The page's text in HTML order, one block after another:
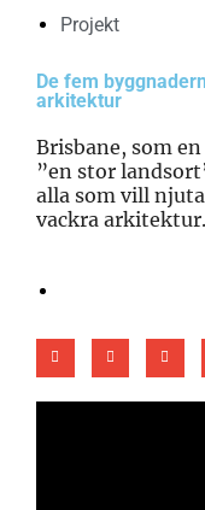
Projekt
De fem
arkitektur
Brisbane, som
”en stor
alla som vill
vackra arkitektur.